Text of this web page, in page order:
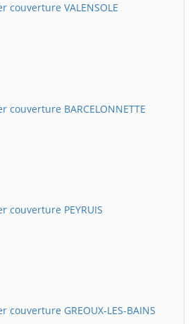
couverture VALENSOLE
couverture BARCELONNETTE
couverture PEYRUIS
couverture GREOUX-LES-BAINS